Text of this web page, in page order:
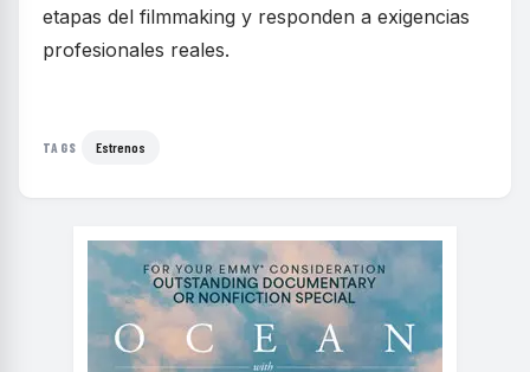
etapas del filmmaking y responden a exigencias
profesionales reales.
TAGS Estrenos